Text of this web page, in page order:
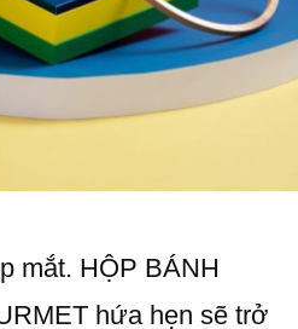
mắt. HỘP BÁNH
hứa hẹn sẽ trở